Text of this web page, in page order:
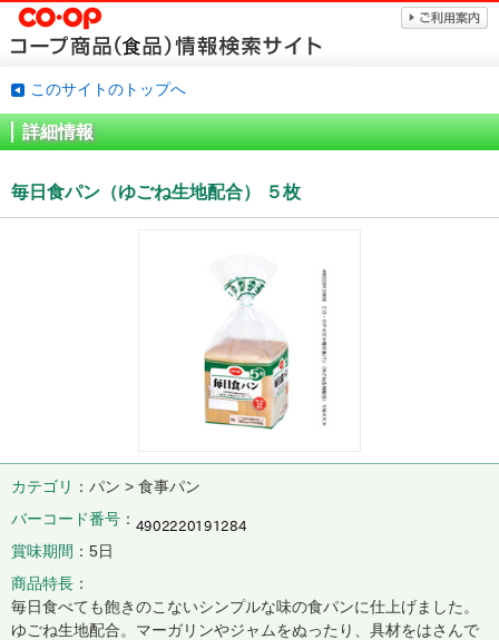
このサイトのトップへ
詳細情報
毎日食パン（ゆごね生地配合） ５枚
カテゴリ
パン > 食事パン
バーコード番号
賞味期間
5日
商品特長
毎日食べても飽きのこないシンプルな味の食パンに仕上げました。
ゆごね生地配合。マーガリンやジャムをぬったり、具材をはさんで